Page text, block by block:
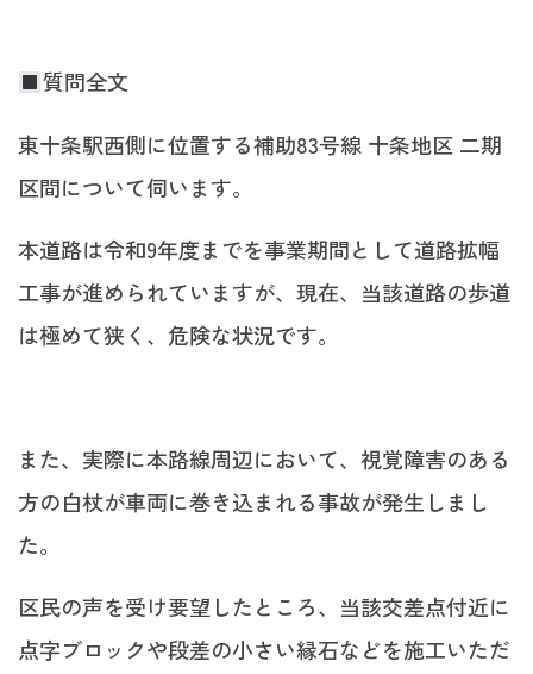
質問全文
東十条駅西側に位置する補助83号線 十条地区 二期
区間について伺います。
本道路は令和9年度までを事業期間として道路拡幅
工事が進められていますが、現在、当該道路の歩道
は極めて狭く、危険な状況です。
また、実際に本路線周辺において、視覚障害のある
方の白杖が車両に巻き込まれる事故が発生しまし
た。
区民の声を受け要望したところ、当該交差点付近に
点字ブロックや段差の小さい縁石などを施工いただ